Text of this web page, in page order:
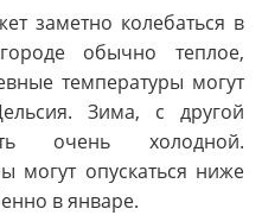
заметно колебаться в
обычно теплое,
температуры могут
Зима, с другой
очень холодной.
могут опускаться ниже
в январе.